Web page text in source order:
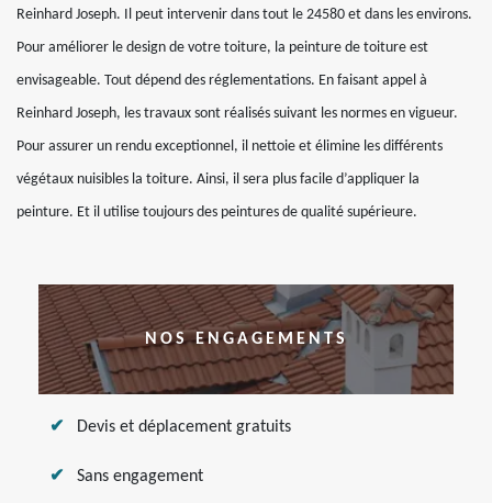
Reinhard Joseph. Il peut intervenir dans tout le 24580 et dans les environs.
Pour améliorer le design de votre toiture, la peinture de toiture est
envisageable. Tout dépend des réglementations. En faisant appel à
Reinhard Joseph, les travaux sont réalisés suivant les normes en vigueur.
Pour assurer un rendu exceptionnel, il nettoie et élimine les différents
végétaux nuisibles la toiture. Ainsi, il sera plus facile d’appliquer la
peinture. Et il utilise toujours des peintures de qualité supérieure.
NOS ENGAGEMENTS
Devis et déplacement gratuits
Sans engagement